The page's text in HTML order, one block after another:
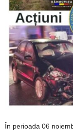
În perioada 06